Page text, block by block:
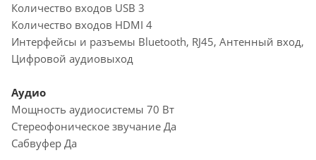
Количество входов USB 3
Количество входов HDMI 4
Интерфейсы и разъемы Bluetooth, RJ45, Антенный вход,
Цифровой аудиовыход
Аудио
Мощность аудиосистемы 70 Вт
Стереофоническое звучание Да
Сабвуфер Да